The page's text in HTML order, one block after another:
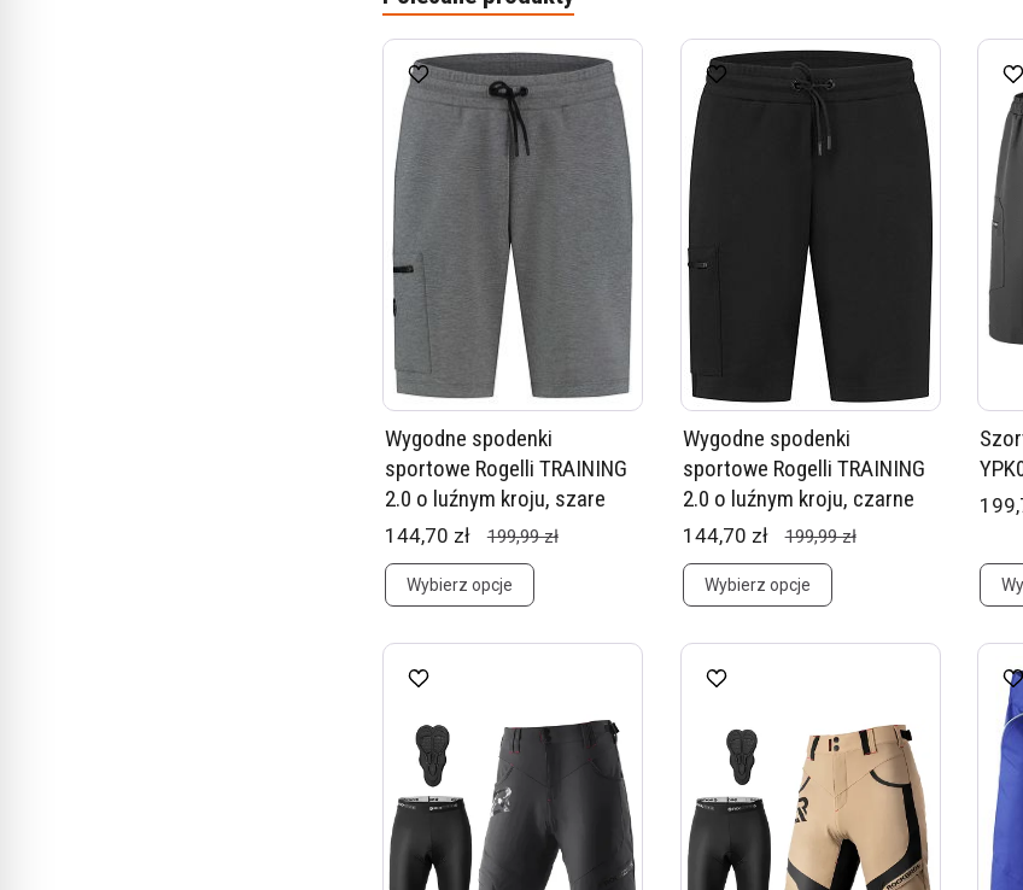
Wygodne spodenki
sportowe Rogelli TRAINING
2.0 o luźnym kroju, szare
144,70 zł 199,99 zł
Wybierz opcje
Wygodne spodenki
sportowe Rogelli TRAINING
2.0 o luźnym kroju, czarne
144,70 zł 199,99 zł
Wybierz opcje